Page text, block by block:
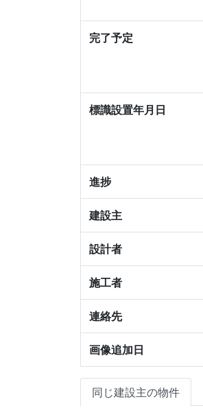
完了予定
標識設置年月日
進捗
建設主
設計者
施工者
連絡先
画像追加日
同じ建設主の物件